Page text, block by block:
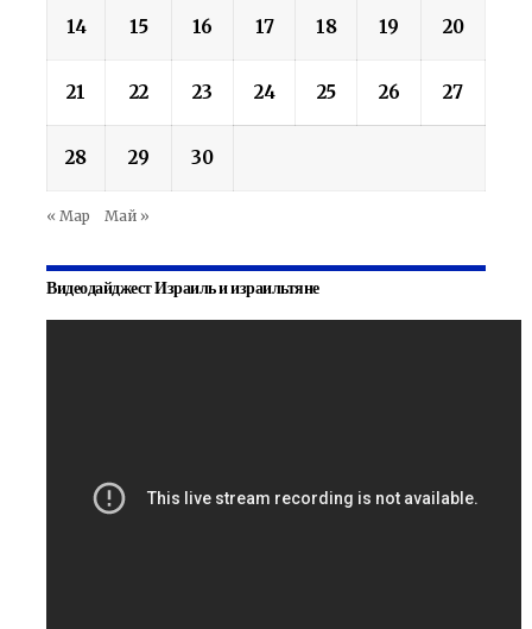
14 15 16 17 18 19 20
21 22 23 24 25 26 27
28 29 30
« Мар Май »
Видеодайджест Израиль и израильтяне